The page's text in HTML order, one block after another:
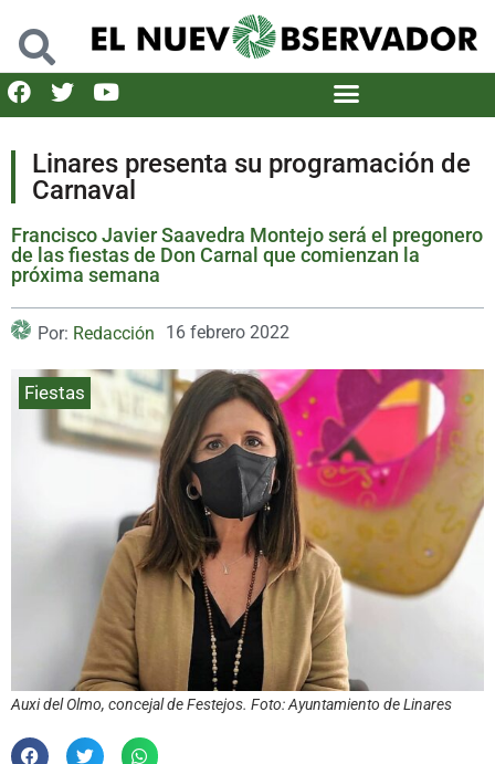
Linares presenta su programación de
Carnaval
Francisco Javier Saavedra Montejo será el pregonero
de las fiestas de Don Carnal que comienzan la
próxima semana
Por: Redacción 16 febrero 2022
Fiestas
Auxi del Olmo, concejal de Festejos. Foto: Ayuntamiento de Linares